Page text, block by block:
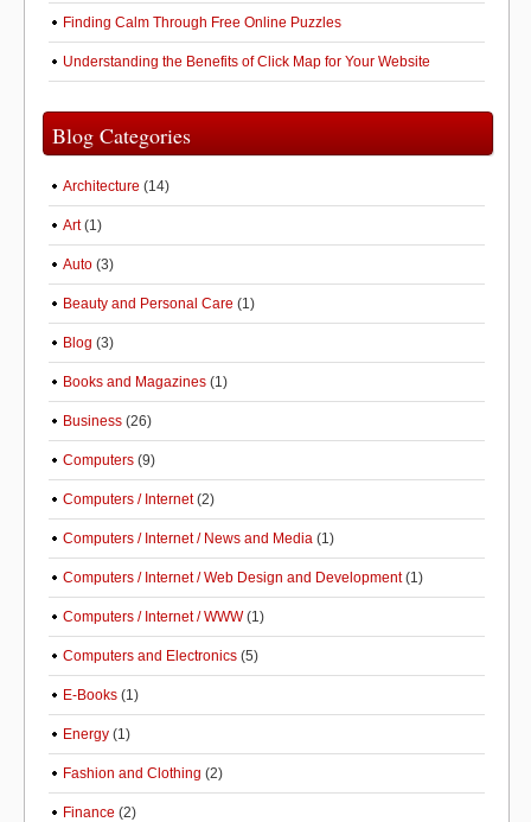
Finding Calm Through Free Online Puzzles
Understanding the Benefits of Click Map for Your Website
Blog Categories
Architecture (14)
Art(1)
Auto (3)
Beauty and Personal Care (1)
Blog (3)
Books and Magazines (1)
Business (26)
Computers (9)
Computers / Internet(2)
Computers / Internet / News and Media (1)
Computers / Internet / Web Design and Development(1)
Computers / Internet / WWW(1)
Computers and Electronics (5)
E-Books (1)
Energy (1)
Fashion and Clothing (2)
Finance (2)